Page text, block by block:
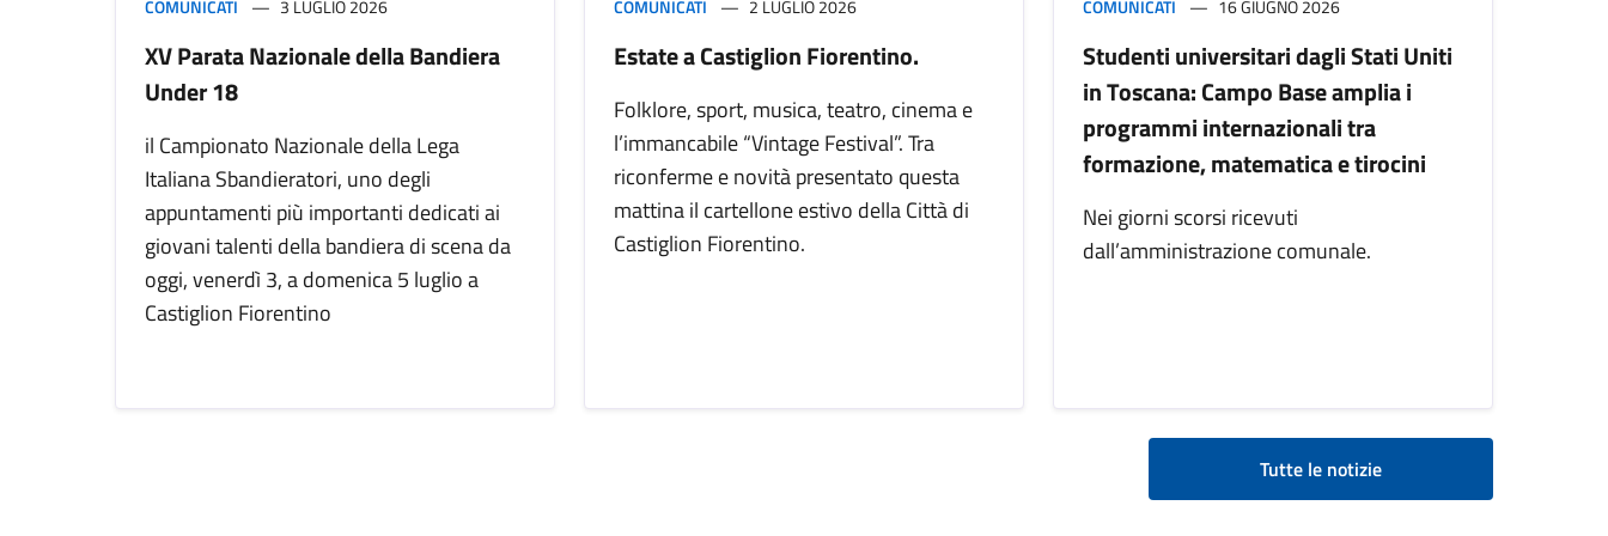
COMUNICATI 3 LUGLIO 2026
XV Parata Nazionale della Bandiera
Under 18
il Campionato Nazionale della Lega
Italiana Sbandieratori, uno degli
appuntamenti più importanti dedicati ai
giovani talenti della bandiera di scena da
oggi, venerdì 3, a domenica 5 luglio a
Castiglion Fiorentino
COMUNICATI 2 LUGLIO 2026
Estate a Castiglion Fiorentino.
Folklore, sport, musica, teatro, cinema e
l’immancabile “Vintage Festival”. Tra
riconferme e novità presentato questa
mattina il cartellone estivo della Città di
Castiglion Fiorentino.
COMUNICATI 16 GIUGNO 2026
Studenti universitari dagli Stati Uniti
in Toscana: Campo Base amplia i
programmi internazionali tra
formazione, matematica e tirocini
Nei giorni scorsi ricevuti
dall’amministrazione comunale.
Tutte le notizie